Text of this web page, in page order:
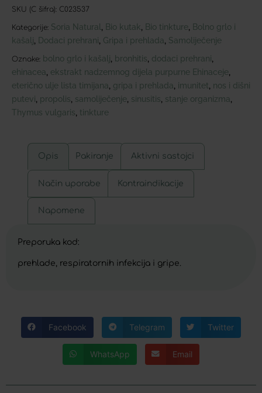
SKU (C šifra): C023537
Kategorije: Soria Natural Bio kutak Bio tinkture
Bolno grlo i
kašalj
Dodaci prehrani Gripa i prehlada Samoliječenje
Oznake: bolno grlo i kašalj bronhitis dodaci prehrani
ehinacea ekstrakt nadzemnog dijela purpurne Ehinaceje
eterično ulje lista timijana gripa i prehlada imunitet nos i dišni
putevi propolis samoliječenje sinusitis stanje organizma
Thymus vulgaris tinkture
Opis Pakiranje Aktivni sastojci
Način uporabe Kontraindikacije
Napomene
Preporuka kod:
prehlade, respiratornih infekcija i gripe.
Facebook Telegram Twitter
WhatsApp Email